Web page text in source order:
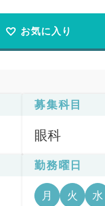
お気に入り
募集科目
眼科
勤務曜日
月 火 水